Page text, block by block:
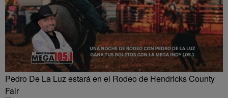
Pedro De La Luz estará en el Rodeo de Hendricks County
Fair